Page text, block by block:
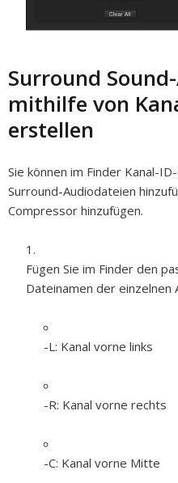
Surround
mithilfe von
erstellen
Sie können im Finder Kanal-
Surround-Audiodateien
Compressor hinzufügen.
Fügen Sie im Finder den
Dateinamen der einzelnen
-L: Kanal vorne links
-R: Kanal vorne rechts
-C: Kanal vorne Mitte